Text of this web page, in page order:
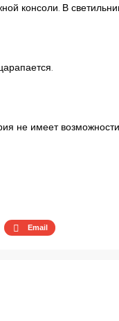
консоли. В
не имеет
Email